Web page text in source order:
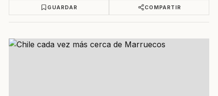
GUARDAR COMPARTIR